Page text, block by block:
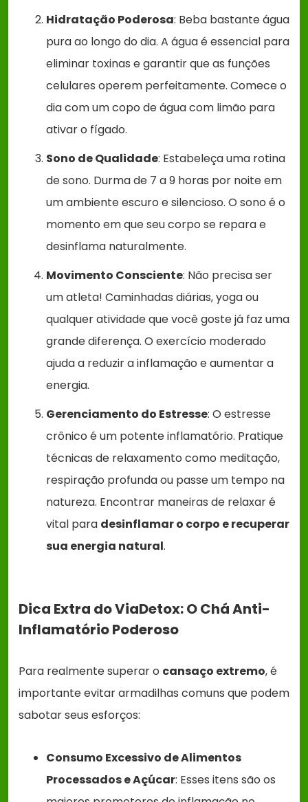
Hidratação Poderosa: Beba bastante água
pura ao longo do dia. A água é essencial para
eliminar toxinas e garantir que as funções
celulares operem perfeitamente. Comece o
dia com um copo de água com limão para
ativar o fígado.
Sono de Qualidade: Estabeleça uma rotina
de sono. Durma de 7 a 9 horas por noite em
um ambiente escuro e silencioso. O sono é o
momento em que seu corpo se repara e
desinflama naturalmente.
Movimento Consciente: Não precisa ser
um atleta! Caminhadas diárias, yoga ou
qualquer atividade que você goste já faz uma
grande diferença. O exercício moderado
ajuda a reduzir a inflamação e aumentar a
energia.
Gerenciamento do Estresse: O estresse
crônico é um potente inflamatório. Pratique
técnicas de relaxamento como meditação,
respiração profunda ou passe um tempo na
natureza. Encontrar maneiras de relaxar é
vital para desinflamar o corpo e recuperar
sua energia natural.
Dica Extra do ViaDetox: O Chá Anti-
Inflamatório Poderoso
Para realmente superar o cansaço extremo, é
importante evitar armadilhas comuns que podem
sabotar seus esforços:
Consumo Excessivo de Alimentos
Processados e Açúcar: Esses itens são os